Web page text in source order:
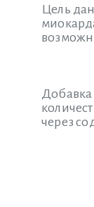
Цель
Добавка
через